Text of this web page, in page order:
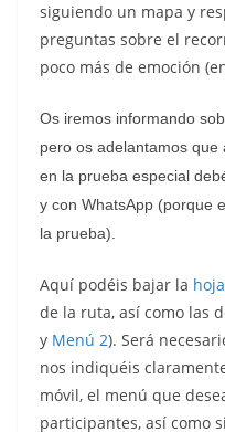
siguiendo un mapa y
preguntas sobre el
poco más de emoción
Os iremos informando
pero os adelantamos
en la prueba especial
y con WhatsApp (porque
la prueba).
Aquí podéis bajar la
de la ruta, así como las
y Menú 2). Será
nos indiquéis
móvil, el menú que
participantes, así como